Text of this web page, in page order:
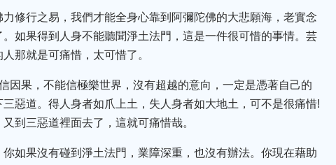
修行之易，我們才能全身心靠到阿彌陀佛的大悲願海，老實念
如果得到人身不能聽聞淨土法門，這是一件很可惜的事情。芸
那就是可痛惜，太可惜了。
因果，不能信極樂世界，沒有超越的意向，一定是憑著自己的
惡道。得人身者如爪上土，失人身者如大地土，可不是很痛惜!
到三惡道裡面去了，這就可痛惜哉。
如果沒有碰到淨土法門，業障深重，也沒有辦法。你現在藉助